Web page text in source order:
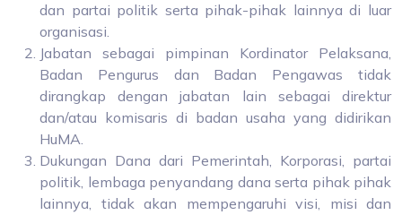
dan partai politik serta pihak-pihak lainnya di luar
organisasi.
Jabatan sebagai pimpinan Kordinator Pelaksana,
Badan Pengurus dan Badan Pengawas tidak
dirangkap dengan jabatan lain sebagai direktur
dan/atau komisaris di badan usaha yang didirikan
HuMA.
Dukungan Dana dari Pemerintah, Korporasi, partai
politik, lembaga penyandang dana serta pihak pihak
lainnya, tidak akan mempengaruhi visi, misi dan